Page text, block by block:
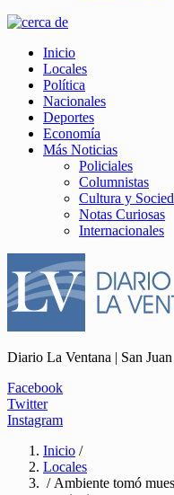
Inicio
Locales
Política
Nacionales
Deportes
Economía
Más Noticias
Policiales
Columnistas
Cultura y
Notas Curiosas
Internacionales
Diario La Ventana | San
Facebook
Twitter
Instagram
Inicio /
Locales
/ Ambiente tomó